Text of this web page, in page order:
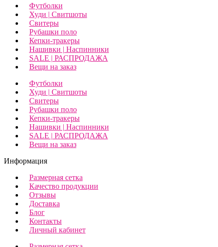
Футболки
Худи | Свитшоты
Свитеры
Рубашки поло
Кепки-тракеры
Нашивки | Наспинники
SALE | РАСПРОДАЖА
Вещи на заказ
Футболки
Худи | Свитшоты
Свитеры
Рубашки поло
Кепки-тракеры
Нашивки | Наспинники
SALE | РАСПРОДАЖА
Вещи на заказ
Информация
Размерная сетка
Качество продукции
Отзывы
Доставка
Блог
Контакты
Личный кабинет